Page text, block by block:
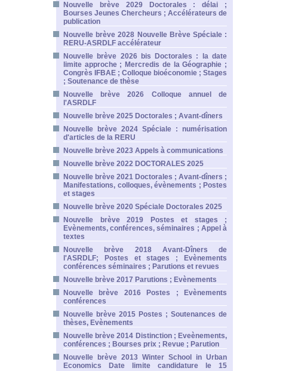
Nouvelle brève 2029 Doctorales : délai ;
Bourses Jeunes Chercheurs ; Accélérateurs de
publication
Nouvelle brève 2028 Nouvelle Brève Spéciale :
RERU-ASRDLF accélérateur
Nouvelle brève 2026 bis Doctorales : la date
limite approche ; Mercredis de la Géographie ;
Congrès IFBAE ; Colloque bioéconomie ; Stages
; Soutenance de thèse
Nouvelle brève 2026 Colloque annuel de
l'ASRDLF
Nouvelle brève 2025 Doctorales ; Avant-dîners
Nouvelle brève 2024 Spéciale : numérisation
d'articles de la RERU
Nouvelle brève 2023 Appels à communications
Nouvelle brève 2022 DOCTORALES 2025
Nouvelle brève 2021 Doctorales ; Avant-dîners ;
Manifestations, colloques, évènements ; Postes
et stages
Nouvelle brève 2020 Spéciale Doctorales 2025
Nouvelle brève 2019 Postes et stages ;
Evènements, conférences, séminaires ; Appel à
textes
Nouvelle brève 2018 Avant-Dîners de
l'ASRDLF; Postes et stages ; Evènements
conférences séminaires ; Parutions et revues
Nouvelle brève 2017 Parutions ; Evènements
Nouvelle brève 2016 Postes ; Evènements
conférences
Nouvelle brève 2015 Postes ; Soutenances de
thèses, Evènements
Nouvelle brève 2014 Distinction ; Eveènements,
conférences ; Bourses prix ; Revue ; Parution
Nouvelle brève 2013 Winter School in Urban
Economics Date limite candidature le 15